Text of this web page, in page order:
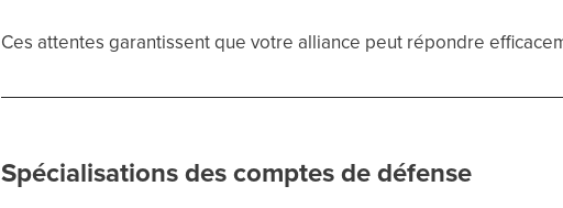
Ces attentes garantissent que votre alliance peut répondre
Spécialisations des comptes de défense